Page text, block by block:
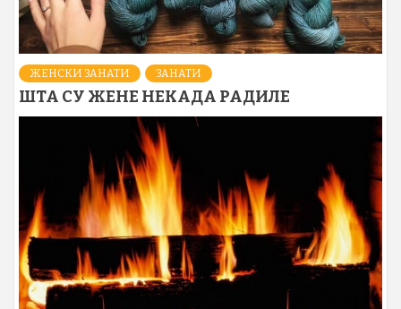
ЖЕНСКИ ЗАНАТИ ЗАНАТИ
ШТА СУ ЖЕНЕ НЕКАДА РАДИЛЕ